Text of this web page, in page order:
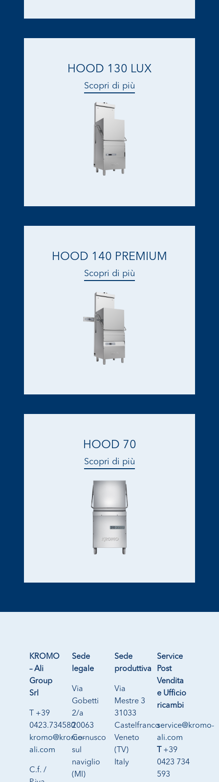
HOOD 130 LUX
Scopri di più
HOOD 140 PREMIUM
Scopri di più
HOOD 70
Scopri di più
KROMO
– Ali
Group
Srl
T +39
0423.734580
kromo@kromo-
ali.com
C.f. /
Sede
legale
Via
Gobetti
2/a
20063
Cernusco
sul
naviglio
(MI)
Sede
produttiva
Via
Mestre 3
31033
Castelfranco
Veneto
(TV)
Italy
Service
Post
Vendita
e Ufficio
ricambi
service@kromo-
ali.com
+39
0423 734
593